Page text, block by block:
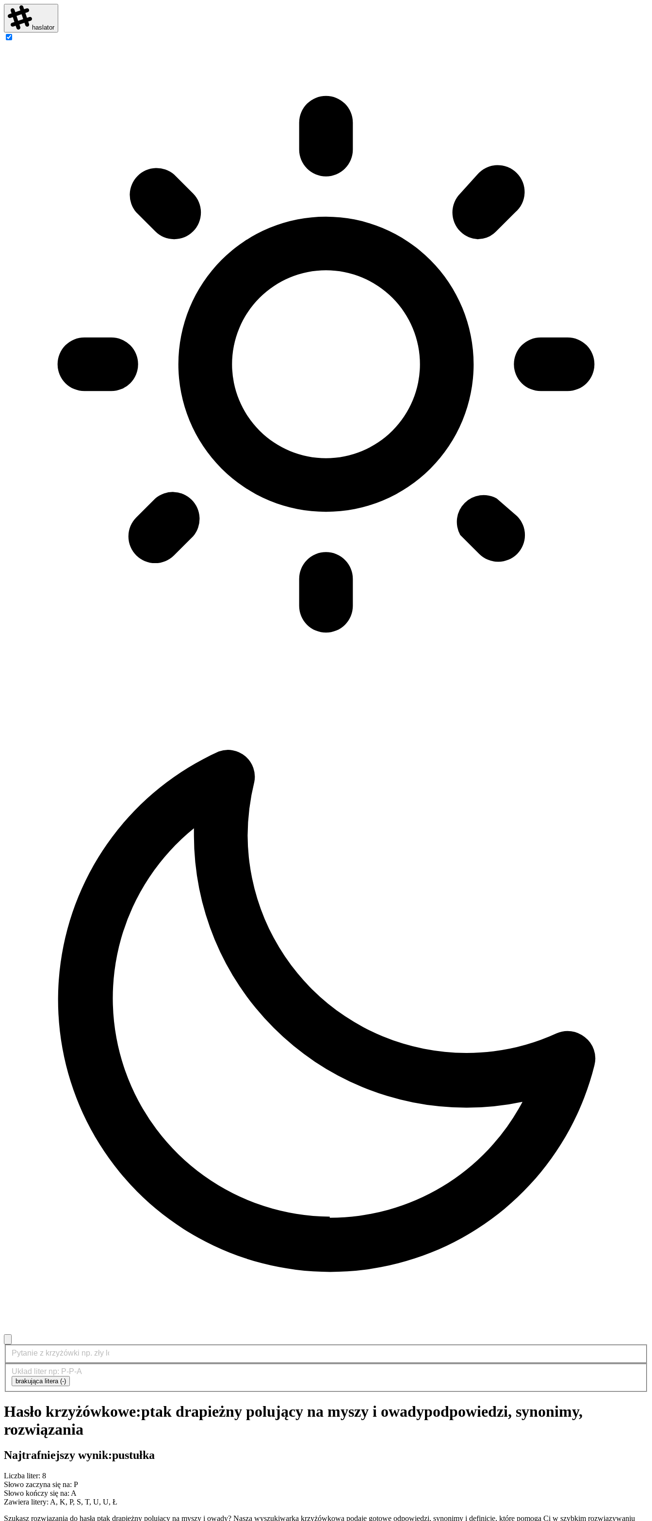
haslator
brakująca litera (-)
Hasło krzyżówkowe:ptak drapieżny polujący na myszy i owadypodpowiedzi, synonimy,
rozwiązania
Najtrafniejszy wynik:pustułka
Liczba liter: 8
Słowo zaczyna się na: P
Słowo kończy się na: A
Zawiera litery: A, K, P, S, T, U, U, Ł
Szukasz rozwiązania do hasła ptak drapieżny polujący na myszy i owady? Nasza wyszukiwarka krzyżówkowa podaje gotowe odpowiedzi, synonimy i definicje, które pomogą Ci w szybkim rozwiązywaniu